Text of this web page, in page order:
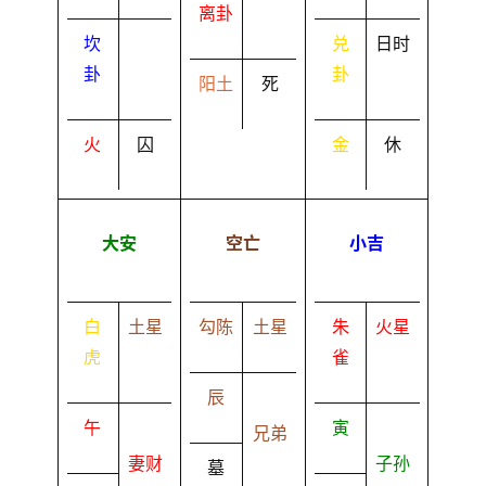
坎
卦
火 囚
离卦
阳土 死
兑
卦
日时
金 休
大安
白
虎
土星
午
妻财
空亡
勾陈 土星
辰
墓
兄弟
小吉
朱
雀
火星
寅
子孙